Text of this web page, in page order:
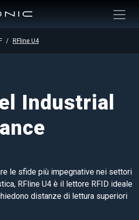
RFline U4
Industrial
le sfide più impegnative nei settori
RFline U4 è il lettore RFID ideale
distanze di lettura superiori